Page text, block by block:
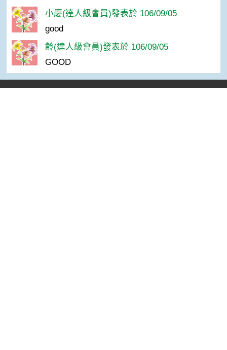
小慶(達人級會員)發表於 106/09/05
good
齡(達人級會員)發表於 106/09/05
GOOD